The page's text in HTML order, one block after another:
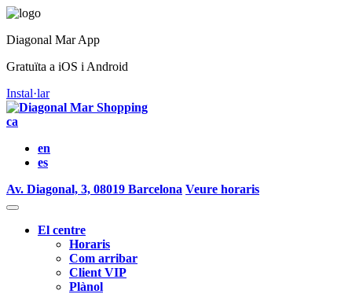
Diagonal Mar App
Gratuïta a iOS i Android
Instal·lar
ca
en
es
Av. Diagonal, 3, 08019 Barcelona Veure horaris
El centre
Horaris
Com arribar
Client VIP
Plànol